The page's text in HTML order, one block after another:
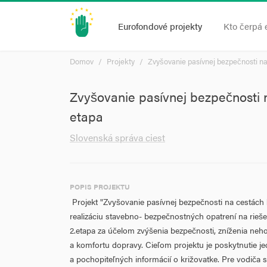
Eurofondové projekty Kto čerpá
Domov Projekty Zvyšovanie pasívnej bezpečnosti
Zvyšovanie pasívnej
etapa
Slovenská správa ciest
POPIS PROJEKTU
Projekt "Zvyšovanie pasívnej bezpečnosti na
realizáciu stavebno- bezpečnostných opatrení na
2.etapa za účelom zvýšenia bezpečnosti, zníženia
a komfortu dopravy. Cieľom projektu je poskytnutie
a pochopiteľných informácií o križovatke. Pre vodiča